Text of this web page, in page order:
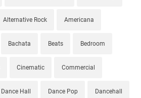
Alternative Rock Americana
Bachata Beats Bedroom
Cinematic Commercial
Dance Hall Dance Pop Dancehall